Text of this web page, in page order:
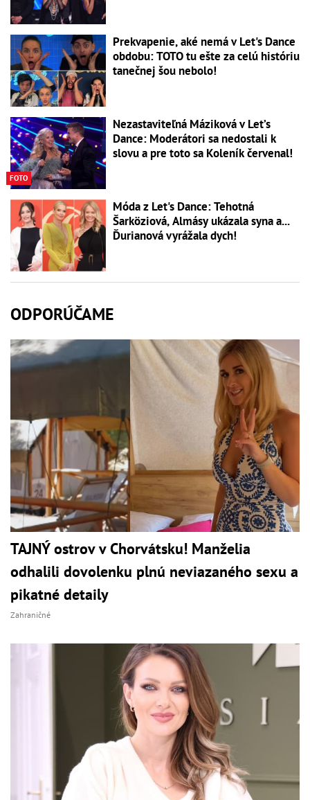
Prekvapenie, aké nemá v Let's Dance
obdobu: TOTO tu ešte za celú históriu
tanečnej šou nebolo!
FOTO
Nezastaviteľná Máziková v Let’s
Dance: Moderátori sa nedostali k
slovu a pre toto sa Koleník červenal!
Móda z Let's Dance: Tehotná
Šarköziová, Almásy ukázala syna a...
Ďurianová vyrážala dych!
ODPORÚČAME
TAJNÝ ostrov v Chorvátsku! Manželia
odhalili dovolenku plnú neviazaného sexu a
pikatné detaily
Zahraničné